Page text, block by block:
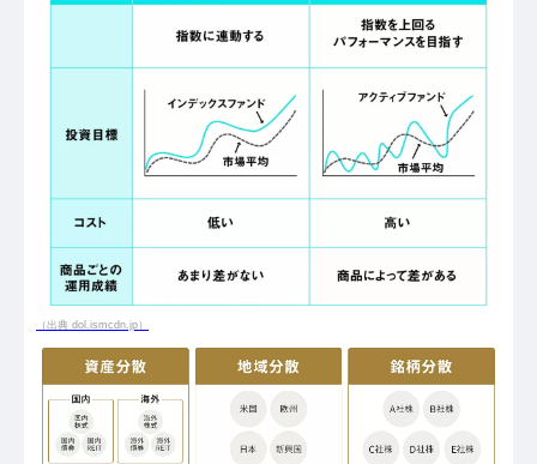
（出典 dol.ismcdn.jp）